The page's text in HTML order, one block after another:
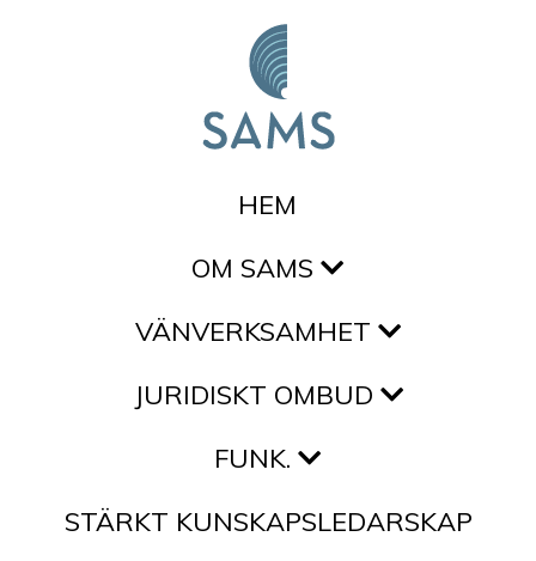
HEM
OM SAMS
VÄNVERKSAMHET
JURIDISKT OMBUD
FUNK.
STÄRKT KUNSKAPSLEDARSKAP